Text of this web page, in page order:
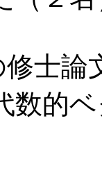
修士
数的